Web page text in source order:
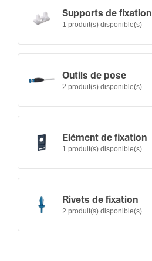
Supports de fixation
1 produit(s) disponible(s)
Outils de pose
2 produit(s) disponible(s)
Elément de fixation
1 produit(s) disponible(s)
Rivets de fixation
2 produit(s) disponible(s)